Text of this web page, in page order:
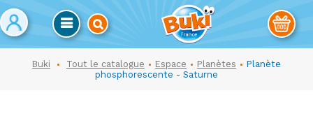
Buki Tout le catalogue Espace Planètes
Planète
phosphorescente - Saturne